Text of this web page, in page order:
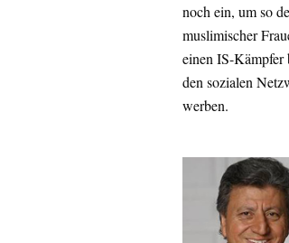
noch ein, um so
muslimischer
einen IS-Kämpfer
den sozialen
werben.